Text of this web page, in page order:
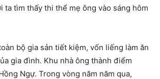
ta tìm thấy thi thể mẹ ông vào sáng hôm
bộ gia sản tiết kiệm, vốn liếng làm ăn
gia đình. Khu nhà ông thành điểm
Ngự. Trong vòng năm năm qua,